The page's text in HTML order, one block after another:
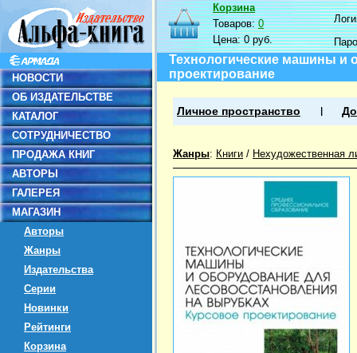
НОВОСТИ
ОБ ИЗДАТЕЛЬСТВЕ
КАТАЛОГ
СОТРУДНИЧЕСТВО
ПРОДАЖА КНИГ
АВТОРЫ
ГАЛЕРЕЯ
МАГАЗИН
Авторы
Жанры
Издательства
Серии
Новинки
Рейтинги
Корзина
Корзина
Товаров:0
Цена:0 руб.
Технологические машины и
проектирование
Личное пространство
Жанры: Книги / Нехудожественная